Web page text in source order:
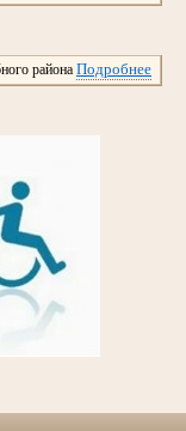
района Подробнее